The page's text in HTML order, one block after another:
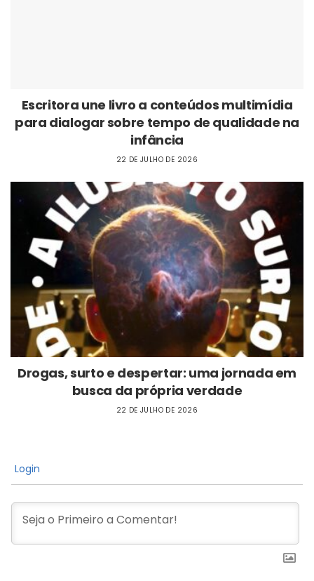
Escritora une livro a conteúdos multimídia
para dialogar sobre tempo de qualidade na
infância
22 DE JULHO DE 2026
Drogas, surto e despertar: uma jornada em
busca da própria verdade
22 DE JULHO DE 2026
Login